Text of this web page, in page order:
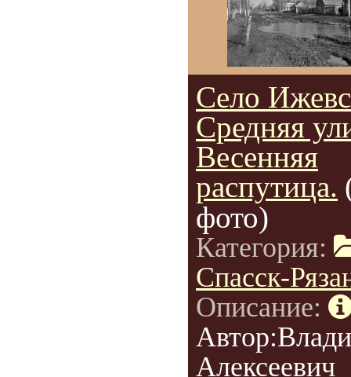
Село
Средняя
Весенняя
распутица.
фото)
Категория:
Спасск-
Описание:
Алексеевич